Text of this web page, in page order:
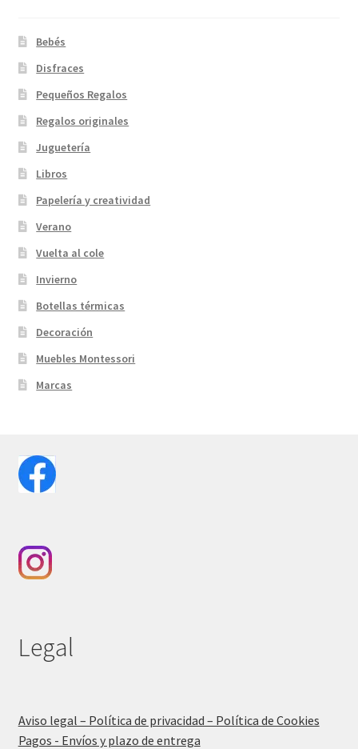
Bebés
Disfraces
Pequeños Regalos
Regalos originales
Juguetería
Libros
Papelería y creatividad
Verano
Vuelta al cole
Invierno
Botellas térmicas
Decoración
Muebles Montessori
Marcas
Legal
Aviso legal – Política de privacidad – Política de Cookies
Pagos - Envíos y plazo de entrega